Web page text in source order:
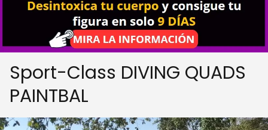
Sport-Class DIVING QUADS
PAINTBAL